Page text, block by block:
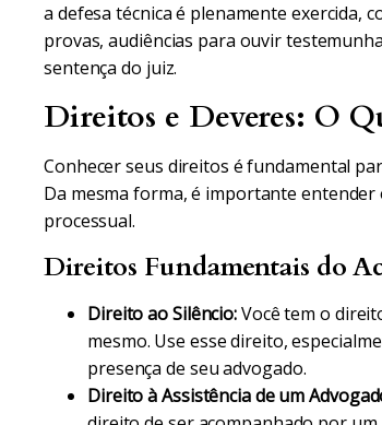
a defesa técnica é plenamente exercida,
provas, audiências para ouvir
sentença do juiz.
Direitos e Deveres: O
Conhecer seus direitos é fundamental
Da mesma forma, é importante
processual.
Direitos Fundamentais do
Direito ao Silêncio:Você tem o
mesmo. Use esse direito,
presença de seu advogado.
Direito à Assistência de um